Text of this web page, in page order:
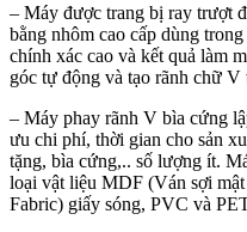
– Máy được trang bị ray trượt
bằng nhôm cao cấp dùng
chính xác cao và kết quả làm
góc tự động và tạo rãnh chữ V
– Máy phay rãnh V bìa cứng
ưu chi phí, thời gian cho sản
tặng, bìa cứng,.. số lượng ít.
loại vật liệu MDF (Ván sợi
Fabric) giấy sóng, PVC và